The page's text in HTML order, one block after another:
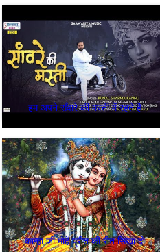
हम अपने सँवारे की मस्ती में रहते है
कान्हा जी मोहें प्रीत की रीत सिखा दो